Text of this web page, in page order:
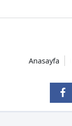
Anasayfa